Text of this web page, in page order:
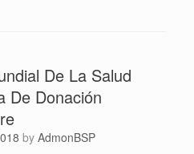
De La Salud
De Donación
by AdmonBSP